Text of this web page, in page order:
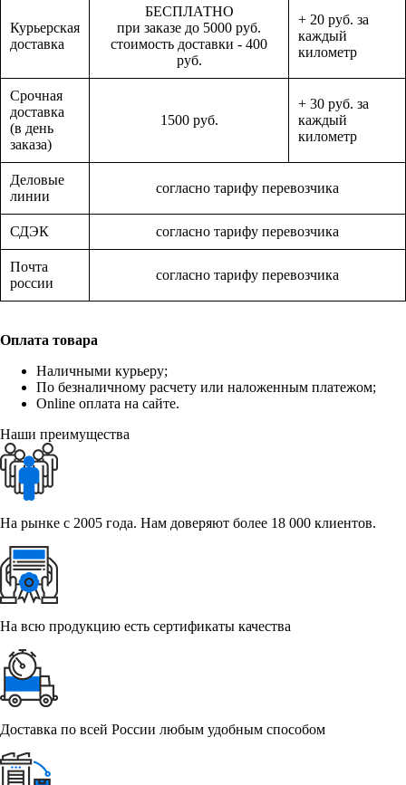
Курьерская
доставка
БЕСПЛАТНО
при заказе до 5000 руб.
стоимость доставки - 400
руб.
+ 20 руб. за
каждый
километр
Срочная
доставка
(в день
заказа)
1500 руб.
+ 30 руб. за
каждый
километр
Деловые
линии
согласно тарифу перевозчика
СДЭК согласно тарифу перевозчика
Почта
россии
согласно тарифу перевозчика
Оплата товара
Наличными курьеру;
По безналичному расчету или наложенным платежом;
Online оплата на сайте.
Наши преимущества
На рынке с 2005 года. Нам доверяют более 18 000 клиентов.
На всю продукцию есть сертификаты качества
Доставка по всей России любым удобным способом